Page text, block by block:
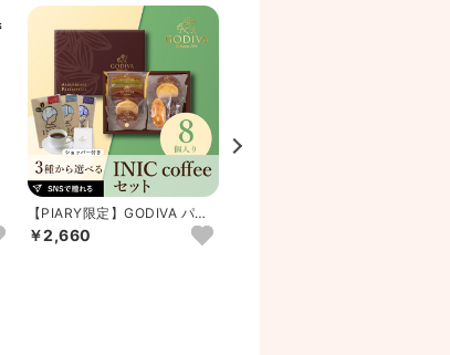
【PIARY限定】GODIVA パテ
ィスリー アソートメ...
￥2,660